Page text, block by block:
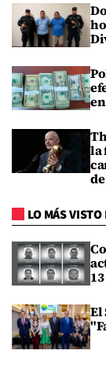
la
LO MÁS
13
El